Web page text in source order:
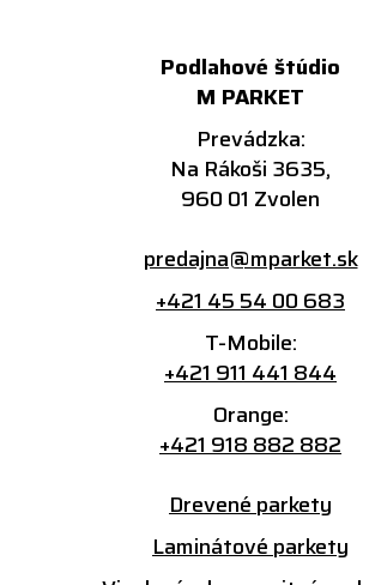
Podlahové štúdio
M PARKET
Prevádzka:
Na Rákoši 3635,
960 01 Zvolen
predajna@mparket.sk
+421 45 54 00 683
T-Mobile:
+421 911 441 844
Orange:
+421 918 882 882
Drevené parkety
Laminátové parkety